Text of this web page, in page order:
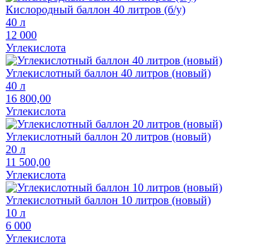
Кислородный баллон 40 литров (б/у)
40 л
12 000
Углекислота
Углекислотный баллон 40 литров (новый)
40 л
16 800,00
Углекислота
Углекислотный баллон 20 литров (новый)
20 л
11 500,00
Углекислота
Углекислотный баллон 10 литров (новый)
10 л
6 000
Углекислота